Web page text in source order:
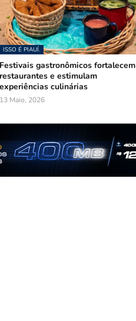
ISSO É PIAUÍ.
Festivais gastronômicos fortalecem
restaurantes e estimulam
experiências culinárias
13 Maio, 2026